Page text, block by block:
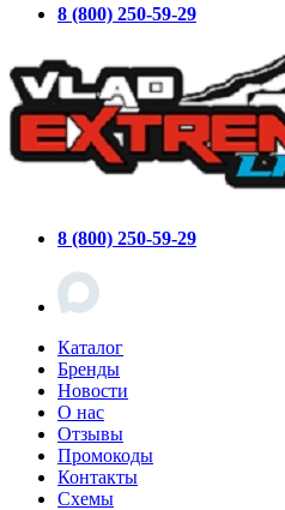
8 (800) 250-59-29
8 (800) 250-59-29
Каталог
Бренды
Новости
О нас
Отзывы
Промокоды
Контакты
Схемы